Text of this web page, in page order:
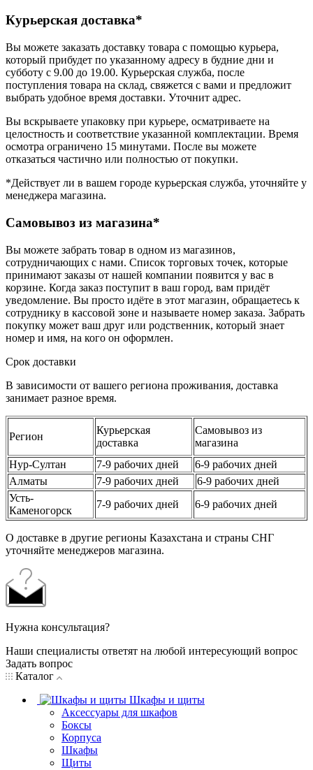
Курьерская доставка*
Вы можете заказать доставку товара с помощью курьера,
который прибудет по указанному адресу в будние дни и
субботу с 9.00 до 19.00. Курьерская служба, после
поступления товара на склад, свяжется с вами и предложит
выбрать удобное время доставки. Уточнит адрес.
Вы вскрываете упаковку при курьере, осматриваете на
целостность и соответствие указанной комплектации. Время
осмотра ограничено 15 минутами. После вы можете
отказаться частично или полностью от покупки.
*Действует ли в вашем городе курьерская служба, уточняйте у
менеджера магазина.
Самовывоз из магазина*
Вы можете забрать товар в одном из магазинов,
сотрудничающих с нами. Список торговых точек, которые
принимают заказы от нашей компании появится у вас в
корзине. Когда заказ поступит в ваш город, вам придёт
уведомление. Вы просто идёте в этот магазин, обращаетесь к
сотруднику в кассовой зоне и называете номер заказа. Забрать
покупку может ваш друг или родственник, который знает
номер и имя, на кого он оформлен.
Срок доставки
В зависимости от вашего региона проживания, доставка
занимает разное время.
Регион
Курьерская
доставка
Самовывоз из
магазина
Нур-Султан
7-9 рабочих дней
6-9 рабочих дней
Алматы
7-9 рабочих дней
6-9 рабочих дней
Усть-
Каменогорск
7-9 рабочих дней 6-9 рабочих дней
О доставке в другие регионы Казахстана и страны СНГ
уточняйте менеджеров магазина.
Нужна консультация?
Наши специалисты ответят на любой интересующий вопрос
Задать вопрос
Каталог
Шкафы и щиты
Аксессуары для шкафов
Боксы
Корпуса
Шкафы
Щиты